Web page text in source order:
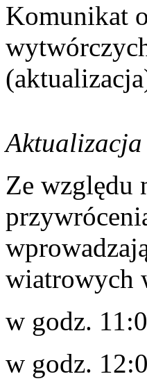
Komunikat
Aktualizacja
Ze względu
wiatrowych
w godz.
w godz.